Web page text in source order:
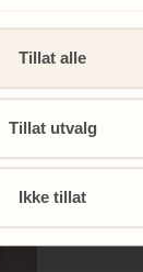
Tillat alle
Tillat utvalg
Ikke tillat